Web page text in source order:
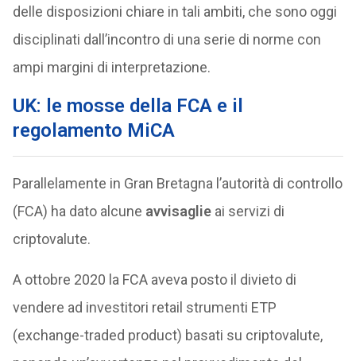
delle disposizioni chiare in tali ambiti, che sono oggi
disciplinati dall’incontro di una serie di norme con
ampi margini di interpretazione.
UK: le mosse della FCA e il
regolamento MiCA
Parallelamente in Gran Bretagna l’autorità di controllo
(FCA) ha dato alcune avvisaglieai servizi di
criptovalute.
A ottobre 2020 la FCA aveva posto il divieto di
vendere ad investitori retail strumenti ETP
(exchange-traded product) basati su criptovalute,